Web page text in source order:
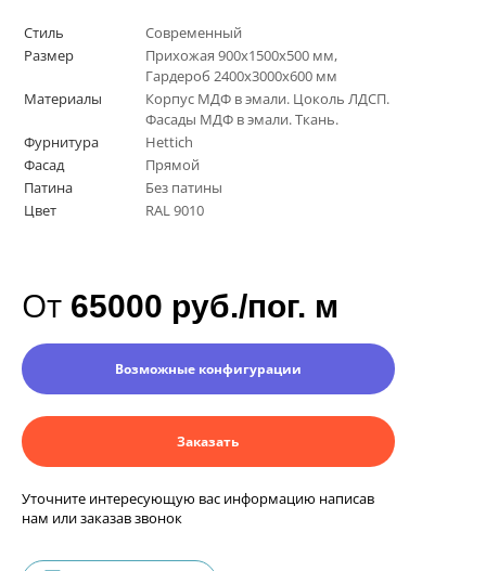
Стиль
Современный
Размер
Прихожая 900х1500х500 мм,
Гардероб 2400х3000х600 мм
Материалы
Корпус МДФ в эмали. Цоколь ЛДСП.
Фасады МДФ в эмали. Ткань.
Фурнитура
Hettich
Фасад
Прямой
Патина
Без патины
Цвет
RAL 9010
От 65000 руб./пог. м
Возможные конфигурации
Заказать
Уточните интересующую вас информацию написав
нам или заказав звонок